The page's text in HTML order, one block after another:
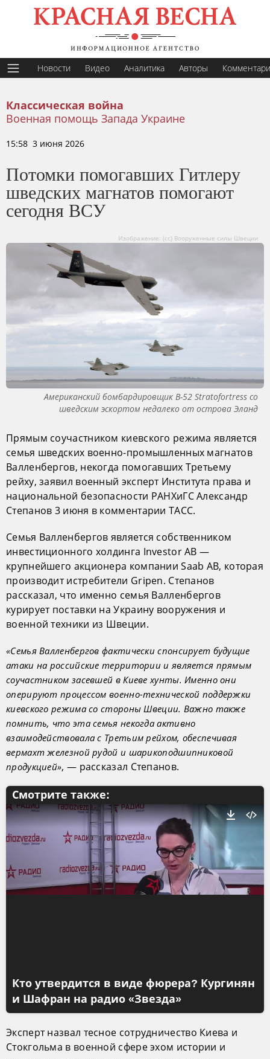
Новости Видео Аналитика Авторы
Классическая война
Военная помощь Запада Украине
15:58 3 июня 2026
Потомки помогавших Гитлеру
шведских магнатов помогают
сегодня ВСУ
Изображение: (cc) Вооруженные силы Швеции
Американский бомбардировщик B-52 Stratofortress со
шведским эскортом недалеко от острова Эланд
Прямым соучастником киевского режима является
семья шведских военно-промышленных магнатов
Валленбергов, некогда помогавших Третьему
рейху, заявил военный эксперт Института права и
национальной безопасности РАНХиГС Александр
Степанов 3 июня в комментарии ТАСС.
Семья Валленбергов является собственником
инвестиционного холдинга Investor AB —
крупнейшего акционера компании Saab AB, которая
производит истребители Gripen. Степанов
рассказал, что именно семья Валленбергов
курирует поставки на Украину вооружения и
военной техники из Швеции.
«Семья Валленбергов фактически спонсирует будущие
атаки на российские территории и является прямым
соучастником засевшей в Киеве хунты. Именно они
оперируют процессом военно-технической поддержки
киевского режима со стороны Швеции. Важно также
помнить, что эта семья некогда активно
взаимодействовала с Третьим рейхом, обеспечивая
вермахт железной рудой и шарикоподшипниковой
продукцией», — рассказал Степанов.
Смотрите также:
Кто утвердится в виде фюрера? Кургинян
и Шафран на радио «Звезда»
Эксперт назвал тесное сотрудничество Киева и
Стокгольма в военной сфере эхом истории и